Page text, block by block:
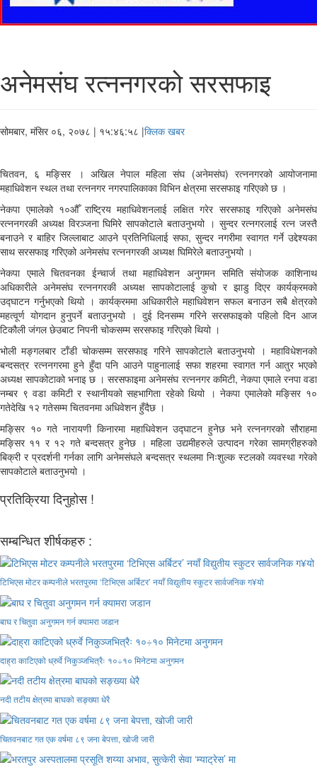
अनेमसंघ रत्ननगरको सरसफाइ
सोमबार, मंसिर ०६, २०७८ | १५:४६:५८ |क्लिक खबर
चितवन, ६ मङ्सिर । अखिल नेपाल महिला संघ (अनेमसंघ) रत्ननगरको आयोजनामा
महाधिवेशन स्थल तथा रत्ननगर नगरपालिकाका विभिन क्षेत्रमा सरसफाइ गरिएको छ ।
नेकपा एमालेको १०औँ राष्ट्रिय महाधिवेशनलाई लक्षित गरेर सरसफाइ गरिएको अनेमसंघ
रत्ननगरकी अध्यक्ष विरञ्जना घिमिरे सापकोटाले बताउनुभयो । सुन्दर रत्नगरलाई रत्न जस्तै
बनाउने र बाहिर जिल्लाबाट आउने प्रतिनिधिलाई सफा, सुन्दर नगरीमा स्वागत गर्ने उद्देश्यका
साथ सरसफाइ गरिएको अनेमसंघ रत्ननगरकी अध्यक्ष घिमिरेले बताउनुभयो ।
नेकपा एमाले चितवनका ईन्चार्ज तथा महाधिवेशन अनुगमन समिति संयोजक काशिनाथ
अधिकारीले अनेमसंघ रत्ननगरकी अध्यक्ष सापकोटालाई कुचो र झाडु दिएर कार्यक्रमको
उद्घाटन गर्नुभएको थियो । कार्यक्रममा अधिकारीले महाधिवेशन सफल बनाउन सबै क्षेत्रको
महत्वूर्ण योगदान हुनुपर्ने बताउनुभयो । दुई दिनसम्म गरिने सरसफाइको पहिलो दिन आज
टिकौली जंगल छेउबाट निपनी चोकसम्म सरसफाइ गरिएको थियो ।
भोली मङ्गलबार टाँडी चोकसम्म सरसफाइ गरिने सापकोटाले बताउनुभयो । महाविधेशनको
बन्दसत्र रत्ननगरमा हुने हुँदा पनि आउने पाहुनालाई सफा शहरमा स्वागत गर्न आतुर भएको
अध्यक्ष सापकोटाको भनाइ छ । सरसफाइमा अनेमसंघ रत्ननगर कमिटी, नेकपा एमाले रनपा वडा
नम्बर ९ वडा कमिटी र स्थानीयको सहभागिता रहेको थियो । नेकपा एमालेको मङ्सिर १०
गतेदेखि १२ गतेसम्म चितवनमा अधिवेशन हुँदैछ ।
मङ्सिर १० गते नारायणी किनारमा महाधिवेशन उद्घाटन हुनेछ भने रत्ननगरको सौराहमा
मङ्सिर ११ र १२ गते बन्दसत्र हुनेछ । महिला उद्यमीहरुले उत्पादन गरेका सामग्रीहरुको
बिक्री र प्रदर्शनी गर्नका लागि अनेमसंघले बन्दसत्र स्थलमा निःशुल्क स्टलको व्यवस्था गरेको
सापकोटाले बताउनुभयो ।
प्रतिक्रिया दिनुहोस !
सम्बन्धित शीर्षकहरु :
टिभिएस मोटर कम्पनीले भरतपुरमा ‘टिभिएस अर्बिटर’ नयाँ विद्युतीय स्कुटर सार्वजनिक ग¥यो
बाघ र चितुवा अनुगमन गर्न क्यामरा जडान
दाह्रा काटिएको ध्रुर्वे निकुञ्जभित्रैः १०÷१० मिनेटमा अनुगमन
नदी तटीय क्षेत्रमा बाघको सङ्ख्या धेरै
चितवनबाट गत एक वर्षमा ८९ जना बेपत्ता, खोजी जारी